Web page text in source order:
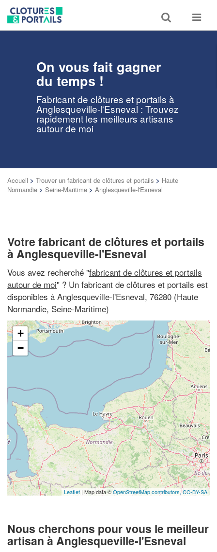
Toggle
search
Toggle
On vous fait gagner
du temps !
Fabricant de clôtures et portails à
Anglesqueville-l'Esneval : Trouvez
rapidement les meilleurs artisans
autour de moi
Accueil > Trouver un fabricant de clôtures et portails > Haute
Normandie > Seine-Maritime > Anglesqueville-l'Esneval
Votre fabricant de clôtures et portails
à Anglesqueville-l'Esneval
Vous avez recherché "fabricant de clôtures et portails
autour de moi" ? Un fabricant de clôtures et portails est
disponibles à Anglesqueville-l'Esneval, 76280 (Haute
Normandie, Seine-Maritime)
+
−
Leaflet | Map data ©OpenStreetMap contributors,CC-BY-SA
Nous cherchons pour vous le meilleur
artisan à Anglesqueville-l'Esneval